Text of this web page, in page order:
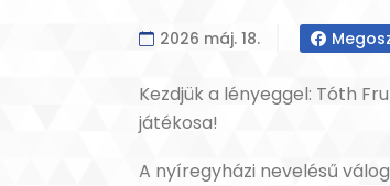
2026 máj. 18.
Kezdjük a lényeggel: Tóth
játékosa!
A nyíregyházi nevelésű